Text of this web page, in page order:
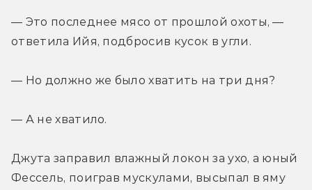
— Это последнее мясо от прошлой охоты, —
ответила Ийя, подбросив кусок в угли.
— Но должно же было хватить на три дня?
— А не хватило.
Джута заправил влажный локон за ухо, а юный
Фессель, поиграв мускулами, высыпал в яму